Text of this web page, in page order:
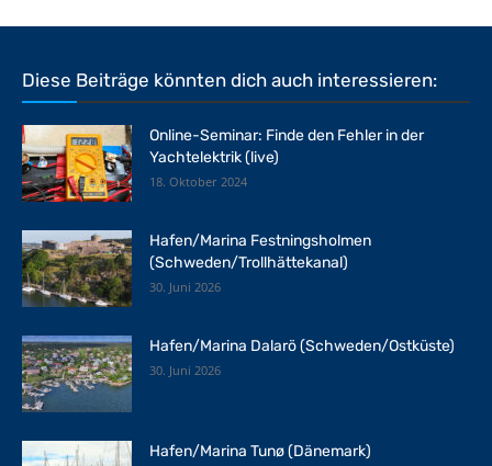
Diese Beiträge könnten dich auch interessieren:
Online-Seminar: Finde den Fehler in der
Yachtelektrik (live)
18. Oktober 2024
Hafen/Marina Festningsholmen
(Schweden/Trollhättekanal)
30. Juni 2026
Hafen/Marina Dalarö (Schweden/Ostküste)
30. Juni 2026
Hafen/Marina Tunø (Dänemark)